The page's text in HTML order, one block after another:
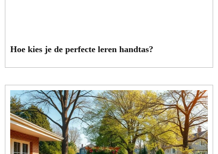
Hoe kies je de perfecte leren handtas?